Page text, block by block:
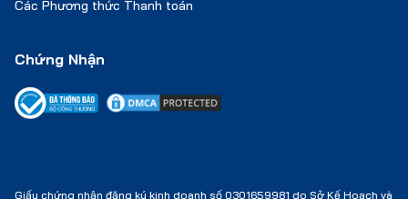
Chứng Nhận
Giấy chứng nhận đăng ký kinh doanh số 0301659981 do Sở Kế Hoạch và
Các Phương thức Thanh toán